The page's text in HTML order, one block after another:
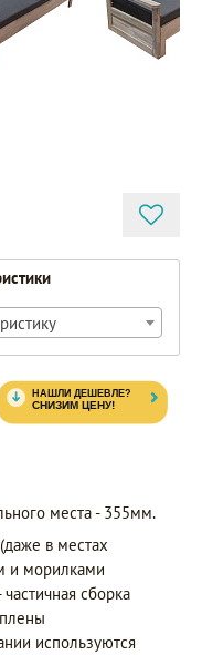
места - 355мм.
в местах
и морилками
сборка
используются